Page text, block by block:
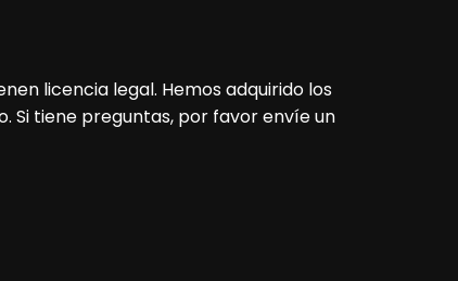
licencia legal. Hemos adquirido los
tiene preguntas, por favor envíe un